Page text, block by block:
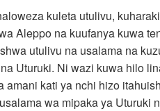
kuleta utulivu,
Aleppo na kuufanya kuwa
utulivu na usalama na
Uturuki. Ni wazi kuwa hilo
amani kati ya nchi hizo
wa mipaka ya Uturuki